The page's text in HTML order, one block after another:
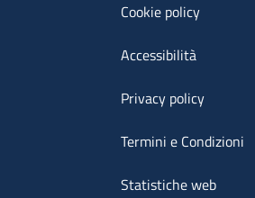
Cookie policy
Accessibilità
Privacy policy
Termini e Condizioni
Statistiche web